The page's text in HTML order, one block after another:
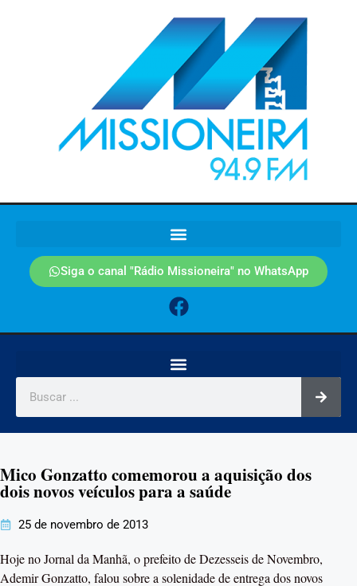
Siga o canal "Rádio Missioneira" no WhatsApp
Mico Gonzatto comemorou a aquisição dos
dois novos veículos para a saúde
25 de novembro de 2013
Hoje no Jornal da Manhã, o prefeito de Dezesseis de Novembro,
Ademir Gonzatto, falou sobre a solenidade de entrega dos novos